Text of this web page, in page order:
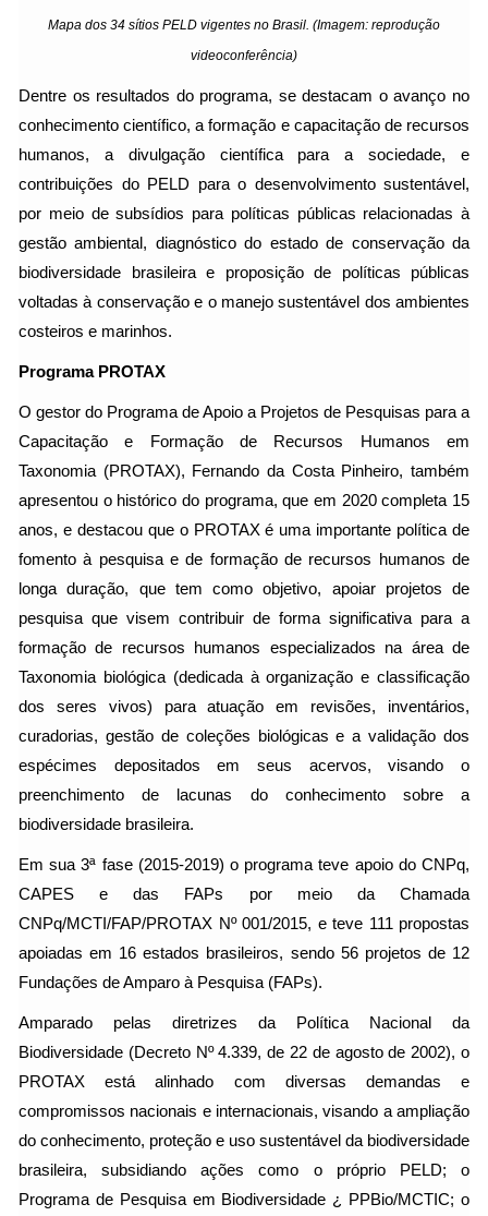
Mapa dos 34 sítios PELD vigentes no Brasil. (Imagem: reprodução
videoconferência)
Dentre os resultados do programa, se destacam o avanço no
conhecimento científico, a formação e capacitação de recursos
humanos, a divulgação científica para a sociedade, e
contribuições do PELD para o desenvolvimento sustentável,
por meio de subsídios para políticas públicas relacionadas à
gestão ambiental, diagnóstico do estado de conservação da
biodiversidade brasileira e proposição de políticas públicas
voltadas à conservação e o manejo sustentável dos ambientes
costeiros e marinhos.
Programa PROTAX
O gestor do Programa de Apoio a Projetos de Pesquisas para a
Capacitação e Formação de Recursos Humanos em
Taxonomia (PROTAX), Fernando da Costa Pinheiro, também
apresentou o histórico do programa, que em 2020 completa 15
anos, e destacou que o PROTAX é uma importante política de
fomento à pesquisa e de formação de recursos humanos de
longa duração, que tem como objetivo, apoiar projetos de
pesquisa que visem contribuir de forma significativa para a
formação de recursos humanos especializados na área de
Taxonomia biológica (dedicada à organização e classificação
dos seres vivos) para atuação em revisões, inventários,
curadorias, gestão de coleções biológicas e a validação dos
espécimes depositados em seus acervos, visando o
preenchimento de lacunas do conhecimento sobre a
biodiversidade brasileira.
Em sua 3ª fase (2015-2019) o programa teve apoio do CNPq,
CAPES e das FAPs por meio da Chamada
CNPq/MCTI/FAP/PROTAX Nº 001/2015, e teve 111 propostas
apoiadas em 16 estados brasileiros, sendo 56 projetos de 12
Fundações de Amparo à Pesquisa (FAPs).
Amparado pelas diretrizes da Política Nacional da
Biodiversidade (Decreto Nº 4.339, de 22 de agosto de 2002), o
PROTAX está alinhado com diversas demandas e
compromissos nacionais e internacionais, visando a ampliação
do conhecimento, proteção e uso sustentável da biodiversidade
brasileira, subsidiando ações como o próprio PELD; o
Programa de Pesquisa em Biodiversidade ¿ PPBio/MCTIC; o